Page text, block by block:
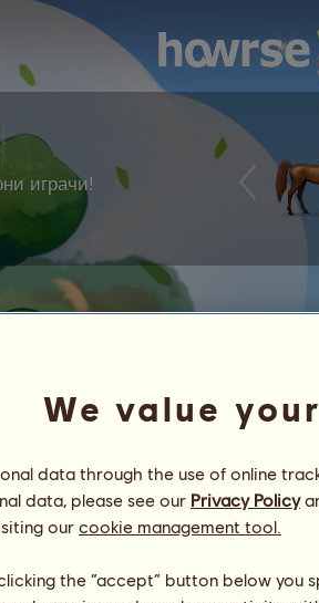
играчи!
We value
data through the use of online
data, please see our Privacy Policy
our cookie management tool.
the “accept” button below you